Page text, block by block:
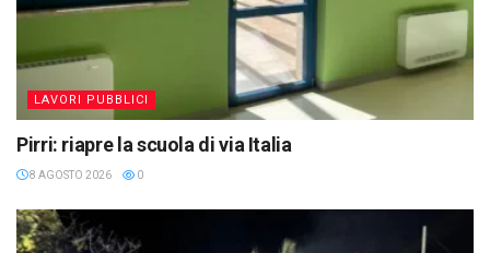
LAVORI PUBBLICI
Pirri: riapre la scuola di via Italia
8 AGOSTO 2026 0